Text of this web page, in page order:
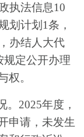
执法信息10
划计划 1条，
办结人大代
规定公开办理
权。
。 2025年度，
申请，未发生